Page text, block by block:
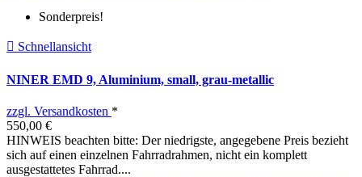
Sonderpreis!
 Schnellansicht
NINER EMD 9, Aluminium, small, grau-metallic
zzgl. Versandkosten *
550,00 €
HINWEIS beachten bitte: Der niedrigste, angegebene Preis bezieht
sich auf einen einzelnen Fahrradrahmen, nicht ein komplett
ausgestattetes Fahrrad....